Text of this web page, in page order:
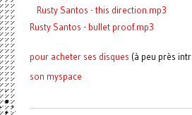
Rusty Santos - this direction.mp3
Rusty Santos - bullet proof.mp3
pour acheter ses disques (à peu près
son myspace